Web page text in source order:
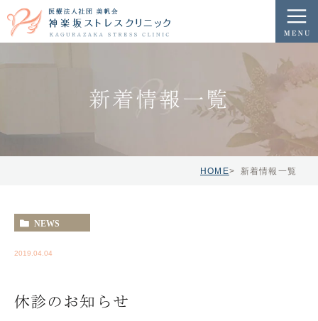
新着情報一覧
HOME 新着情報一覧
NEWS
2019.04.04
休診のお知らせ